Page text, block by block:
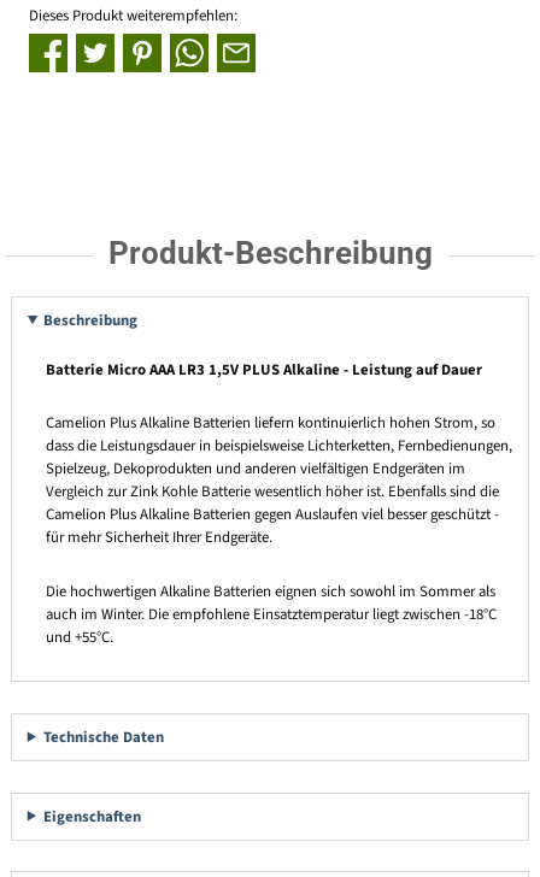
Dieses Produkt weiterempfehlen:
Produkt-Beschreibung
Beschreibung
Batterie Micro AAA LR3 1,5V PLUS Alkaline - Leistung auf Dauer
Camelion Plus Alkaline Batterien liefern kontinuierlich hohen Strom, so
dass die Leistungsdauer in beispielsweise Lichterketten, Fernbedienungen,
Spielzeug, Dekoprodukten und anderen vielfältigen Endgeräten im
Vergleich zur Zink Kohle Batterie wesentlich höher ist. Ebenfalls sind die
Camelion Plus Alkaline Batterien gegen Auslaufen viel besser geschützt -
für mehr Sicherheit Ihrer Endgeräte.
Die hochwertigen Alkaline Batterien eignen sich sowohl im Sommer als
auch im Winter. Die empfohlene Einsatztemperatur liegt zwischen -18°C
und +55°C.
Technische Daten
Eigenschaften